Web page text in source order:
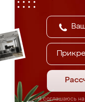
Я соглашаюсь